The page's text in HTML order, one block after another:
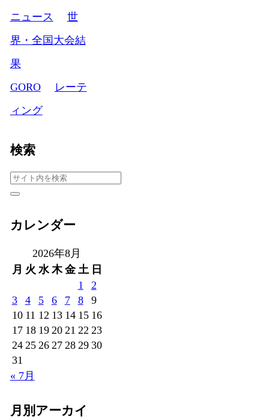
ニュース
世
界・全国大会結
果
GORO
レーテ
ィング
検索
カレンダー
2026年8月
月 火 水 木 金 土 日
1
2
3
4 5 6 7 8
9
10 11 12 13 14 15 16
17 18 19 20 21 22 23
24 25 26 27 28 29 30
31
« 7月
月別アーカイ